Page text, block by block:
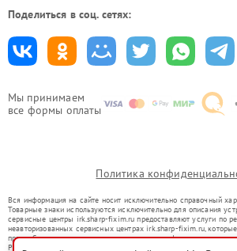
Мы принимаем
все формы оплаты
Поделиться в соц. сетях:
Политика
Вся информация на сайте носит исключительно справочный
Товарные знаки используются исключительно для описания
сервисные центры irk.sharp-fixim.ru предоставляют услуги по
неавторизованных сервисных центрах irk.sharp-fixim.ru,
правообладателями товарных знаков или их официальными
Ремонт осуществляется для устройств, уже введенных в